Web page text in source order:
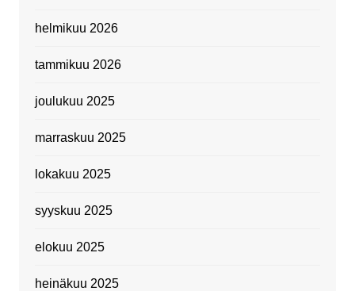
helmikuu 2026
tammikuu 2026
joulukuu 2025
marraskuu 2025
lokakuu 2025
syyskuu 2025
elokuu 2025
heinäkuu 2025